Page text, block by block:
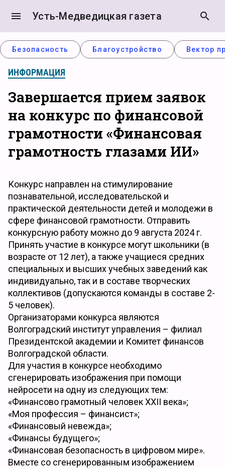
menu Усть-Медведицкая газета search
Безопасность Благоустройство Вектор
ИНФОРМАЦИЯ
Завершается прием заявок
на конкурс по финансовой
грамотности «Финансовая
грамотность глазами ИИ»
Конкурс направлен на стимулирование
познавательной, исследовательской и
практической деятельности детей и молодежи в
сфере финансовой грамотности. Отправить
конкурсную работу можно до 9 августа 2024 г.
Принять участие в конкурсе могут школьники (в
возрасте от 12 лет), а также учащиеся средних
специальных и высших учебных заведений как
индивидуально, так и в составе творческих
коллективов (допускаются команды в составе 2-
5 человек).
Организаторами конкурса являются
Волгоградский институт управления – филиал
Президентской академии и Комитет финансов
Волгоградской области.
Для участия в конкурсе необходимо
сгенерировать изображения при помощи
нейросети на одну из следующих тем:
«Финансово грамотный человек XXII века»;
«Моя профессия – финансист»;
«Финансовый невежда»;
«Финансы будущего»;
«Финансовая безопасность в цифровом мире».
Вместе со сгенерированным изображением